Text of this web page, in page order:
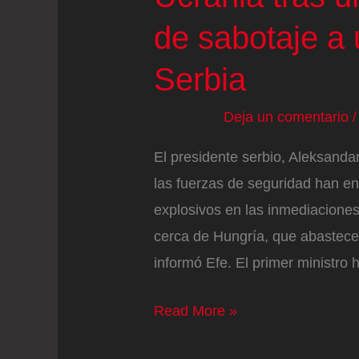
de sabotaje a
Serbia
Deja un comentario /
El presidente serbio,
las fuerzas de seguridad han
explosivos en las
cerca de Hungría, que
informó Efe. El primer ministro
Orbán
Read More »